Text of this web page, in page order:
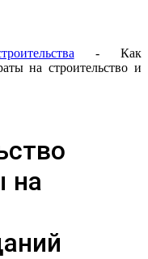
-Как
на строительство и
на